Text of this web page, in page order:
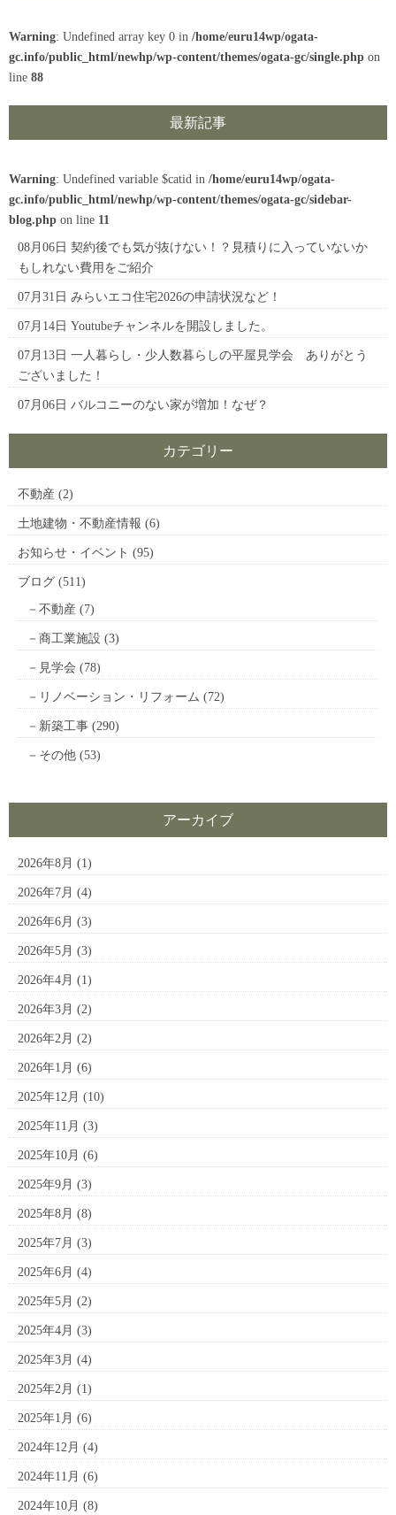
Warning: Undefined array key 0 in /home/euru14wp/ogata-
gc.info/public_html/newhp/wp-content/themes/ogata-gc/single.php on
line 88
最新記事
Warning: Undefined variable $catid in /home/euru14wp/ogata-
gc.info/public_html/newhp/wp-content/themes/ogata-gc/sidebar-
blog.php on line 11
08月06日 契約後でも気が抜けない！？見積りに入っていないか
もしれない費用をご紹介
07月31日 みらいエコ住宅2026の申請状況など！
07月14日 Youtubeチャンネルを開設しました。
07月13日 一人暮らし・少人数暮らしの平屋見学会 ありがとう
ございました！
07月06日 バルコニーのない家が増加！なぜ？
カテゴリー
不動産 (2)
土地建物・不動産情報 (6)
お知らせ・イベント (95)
ブログ (511)
不動産 (7)
商工業施設 (3)
見学会 (78)
リノベーション・リフォーム (72)
新築工事 (290)
その他 (53)
アーカイブ
2026年8月 (1)
2026年7月 (4)
2026年6月 (3)
2026年5月 (3)
2026年4月 (1)
2026年3月 (2)
2026年2月 (2)
2026年1月 (6)
2025年12月 (10)
2025年11月 (3)
2025年10月 (6)
2025年9月 (3)
2025年8月 (8)
2025年7月 (3)
2025年6月 (4)
2025年5月 (2)
2025年4月 (3)
2025年3月 (4)
2025年2月 (1)
2025年1月 (6)
2024年12月 (4)
2024年11月 (6)
2024年10月 (8)